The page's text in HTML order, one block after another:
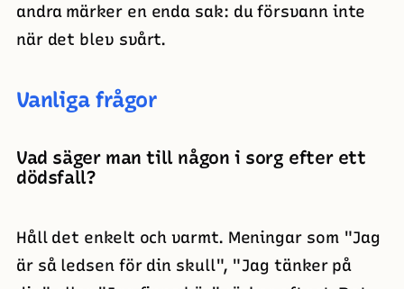
andra märker en enda sak: du försvann inte
när det blev svårt.
Vanliga frågor
Vad säger man till någon i sorg efter ett
dödsfall?
Håll det enkelt och varmt. Meningar som "Jag
är så ledsen för din skull", "Jag tänker på